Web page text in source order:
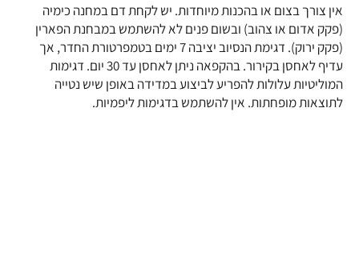
אין צורך בצום או בהכנות מיוחדות. יש לקחת דם במחנה כימיה
(פקק אדום או צהוב) ובשום פנים לא להשתמש במבחנת הפארין
(פקק ירוק). דגימת הנסיוב יציבה 7 ימים בטמפרטורת החדר, אך
עדיף לאחסן בקירור. בהקפאה ניתן לאחסן עד 30 יום. דגימות
המוליטיות עלולות להפריע לביצוע במדידה באופן שיש נטייה
לתוצאות מופחתות. אין להשתמש בדגימות ליפמיות.